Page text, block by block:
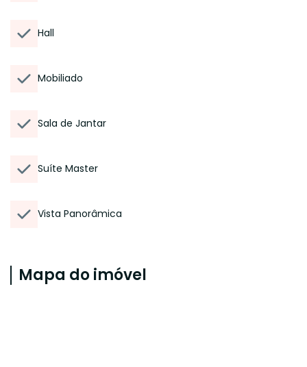
Hall
Mobiliado
Sala de Jantar
Suíte Master
Vista Panorâmica
Mapa do imóvel